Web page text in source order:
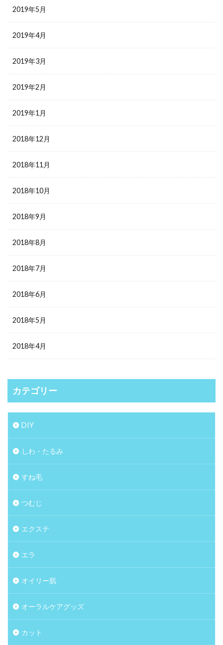
2019年5月
2019年4月
2019年3月
2019年2月
2019年1月
2018年12月
2018年11月
2018年10月
2018年9月
2018年8月
2018年7月
2018年6月
2018年5月
2018年4月
カテゴリー
DIY
しわ・たるみ
すね毛
つむじ
エクステ
エラ
オイリー肌
オーラルケアグッズ
カット